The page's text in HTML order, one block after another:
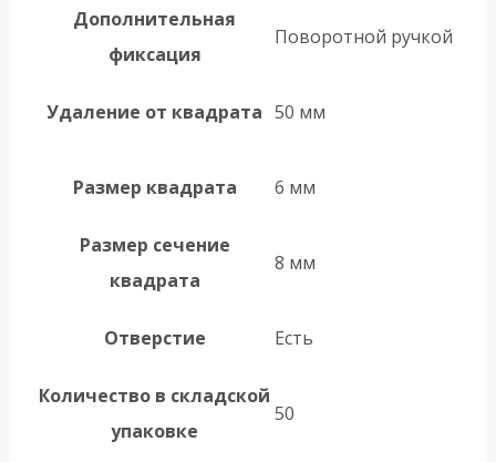
Дополнительная
фиксация
Поворотной ручкой
Удаление от квадрата 50 мм
Размер квадрата 6 мм
Размер сечение
квадрата
8 мм
Отверстие Есть
Количество в складской
упаковке
50